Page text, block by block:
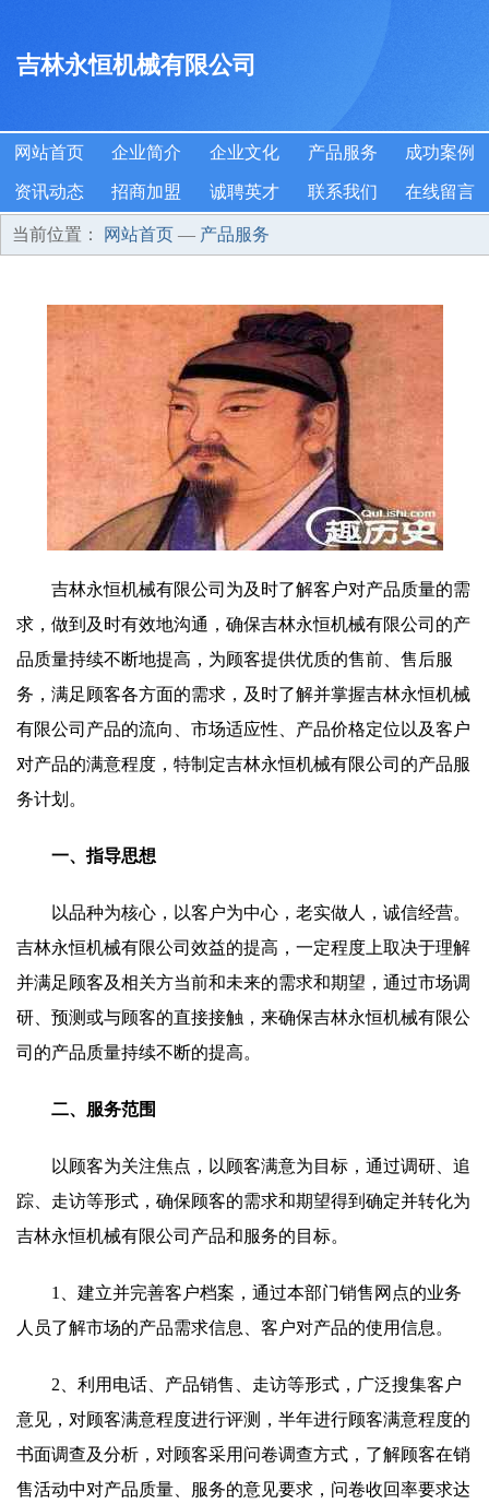
吉林永恒机械有限公司
网站首页 企业简介 企业文化 产品服务 成功案例
资讯动态 招商加盟 诚聘英才 联系我们 在线留言
当前位置： 网站首页 — 产品服务
吉林永恒机械有限公司为及时了解客户对产品质量的需
求，做到及时有效地沟通，确保吉林永恒机械有限公司的产
品质量持续不断地提高，为顾客提供优质的售前、售后服
务，满足顾客各方面的需求，及时了解并掌握吉林永恒机械
有限公司产品的流向、市场适应性、产品价格定位以及客户
对产品的满意程度，特制定吉林永恒机械有限公司的产品服
务计划。
一、指导思想
以品种为核心，以客户为中心，老实做人，诚信经营。
吉林永恒机械有限公司效益的提高，一定程度上取决于理解
并满足顾客及相关方当前和未来的需求和期望，通过市场调
研、预测或与顾客的直接接触，来确保吉林永恒机械有限公
司的产品质量持续不断的提高。
二、服务范围
以顾客为关注焦点，以顾客满意为目标，通过调研、追
踪、走访等形式，确保顾客的需求和期望得到确定并转化为
吉林永恒机械有限公司产品和服务的目标。
1、建立并完善客户档案，通过本部门销售网点的业务
人员了解市场的产品需求信息、客户对产品的使用信息。
2、利用电话、产品销售、走访等形式，广泛搜集客户
意见，对顾客满意程度进行评测，半年进行顾客满意程度的
书面调查及分析，对顾客采用问卷调查方式，了解顾客在销
售活动中对产品质量、服务的意见要求，问卷收回率要求达